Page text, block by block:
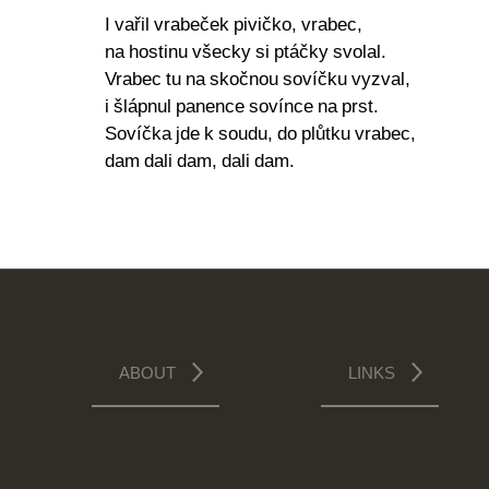
I vařil vrabeček pivičko, vrabec,
na hostinu všecky si ptáčky svolal.
Vrabec tu na skočnou sovíčku vyzval,
i šlápnul panence sovínce na prst.
Sovíčka jde k soudu, do plůtku vrabec,
dam dali dam, dali dam.
ABOUT LINKS